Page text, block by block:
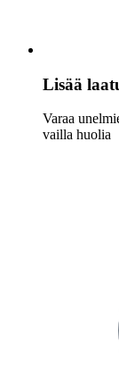
Lisää
Varaa
vailla huolia